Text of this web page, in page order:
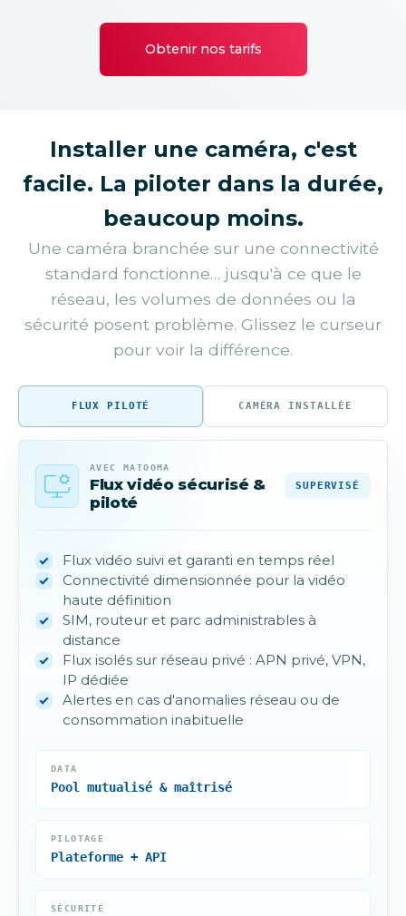
Obtenir nos tarifs
Installer une caméra, c'est
facile. La piloter dans la durée,
beaucoup moins.
Une caméra branchée sur une connectivité
standard fonctionne… jusqu'à ce que le
réseau, les volumes de données ou la
sécurité posent problème. Glissez le curseur
pour voir la différence.
FLUX PILOTÉ CAMÉRA INSTALLÉE
AVEC MATOOMA
Flux vidéo sécurisé &
piloté
SUPERVISÉ
Flux vidéo suivi et garanti en temps réel
Connectivité dimensionnée pour la vidéo
haute définition
SIM, routeur et parc administrables à
distance
Flux isolés sur réseau privé : APN privé, VPN,
IP dédiée
Alertes en cas d'anomalies réseau ou de
consommation inabituelle
DATA
Pool mutualisé & maîtrisé
PILOTAGE
Plateforme + API
SÉCURITÉ